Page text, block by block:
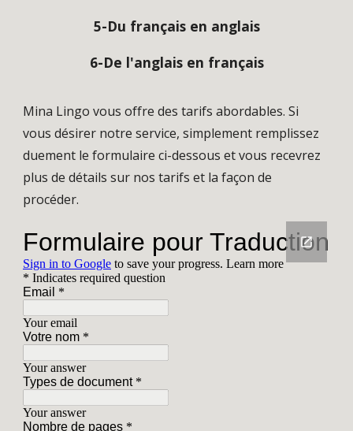
5-Du français en anglais
6-De l'anglais en français
Mina Lingo vous offre des tarifs abordables. Si
vous désirer notre service, simplement remplissez
duement le formulaire ci-dessous et vous recevrez
plus de détails sur nos tarifs et la façon de
procéder.